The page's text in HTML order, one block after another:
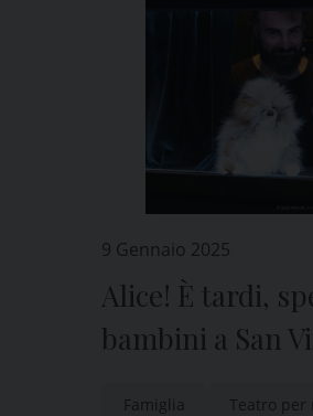
9 Gennaio 2025
Alice! È tardi,
bambini a San
Famiglia Teatro per